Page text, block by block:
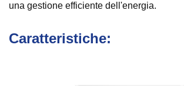
una gestione efficiente dell'energia.
Caratteristiche: